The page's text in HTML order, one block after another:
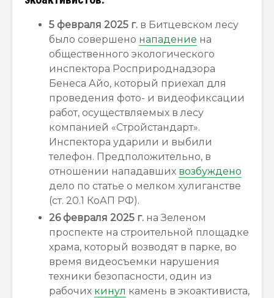
5 февраля 2025 г. в Битцевском лесу
было совершено нападение на
общественного экологического
инспектора Росприроднадзора
Бенеса Айо, который приехал для
проведения фото- и видеофиксации
работ, осуществляемых в лесу
компанией «Стройстандарт».
Инспектора ударили и выбили
телефон. Предположительно, в
отношении нападавших возбуждено
дело по статье о мелком хулиганстве
(ст. 20.1 КоАП РФ).
26 февраля 2025 г. на Зеленом
проспекте на строительной площадке
храма, который возводят в парке, во
время видеосъемки нарушения
техники безопасности, один из
рабочих кинул камень в экоактивиста,